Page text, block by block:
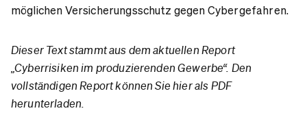
möglichen Versicherungsschutz gegen Cybergefahren.
Dieser Text stammt aus dem aktuellen Report
„Cyberrisiken im produzierenden Gewerbe“. Den
vollständigen Report können Sie hier als PDF
herunterladen.